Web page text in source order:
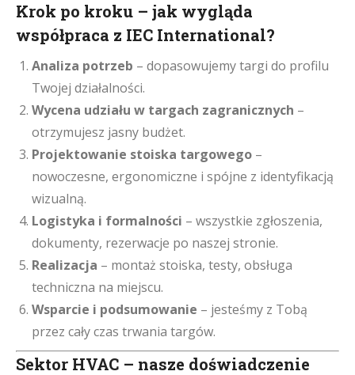
Krok po kroku – jak wygląda
współpraca z IEC International?
Analiza potrzeb – dopasowujemy targi do profilu
Twojej działalności.
Wycena udziału w targach zagranicznych –
otrzymujesz jasny budżet.
Projektowanie stoiska targowego –
nowoczesne, ergonomiczne i spójne z identyfikacją
wizualną.
Logistyka i formalności – wszystkie zgłoszenia,
dokumenty, rezerwacje po naszej stronie.
Realizacja – montaż stoiska, testy, obsługa
techniczna na miejscu.
Wsparcie i podsumowanie – jesteśmy z Tobą
przez cały czas trwania targów.
Sektor HVAC – nasze doświadczenie